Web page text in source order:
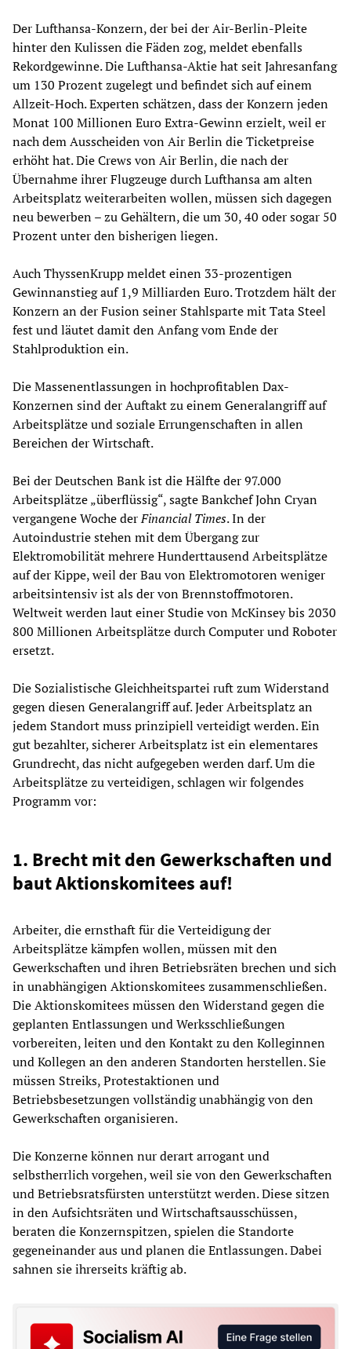
Der Lufthansa-Konzern, der bei der Air-Berlin-Pleite
hinter den Kulissen die Fäden zog, meldet ebenfalls
Rekordgewinne. Die Lufthansa-Aktie hat seit Jahresanfang
um 130 Prozent zugelegt und befindet sich auf einem
Allzeit-Hoch. Experten schätzen, dass der Konzern jeden
Monat 100 Millionen Euro Extra-Gewinn erzielt, weil er
nach dem Ausscheiden von Air Berlin die Ticketpreise
erhöht hat. Die Crews von Air Berlin, die nach der
Übernahme ihrer Flugzeuge durch Lufthansa am alten
Arbeitsplatz weiterarbeiten wollen, müssen sich dagegen
neu bewerben – zu Gehältern, die um 30, 40 oder sogar 50
Prozent unter den bisherigen liegen.
Auch ThyssenKrupp meldet einen 33-prozentigen
Gewinnanstieg auf 1,9 Milliarden Euro. Trotzdem hält der
Konzern an der Fusion seiner Stahlsparte mit Tata Steel
fest und läutet damit den Anfang vom Ende der
Stahlproduktion ein.
Die Massenentlassungen in hochprofitablen Dax-
Konzernen sind der Auftakt zu einem Generalangriff auf
Arbeitsplätze und soziale Errungenschaften in allen
Bereichen der Wirtschaft.
Bei der Deutschen Bank ist die Hälfte der 97.000
Arbeitsplätze „überflüssig“, sagte Bankchef John Cryan
vergangene Woche derFinancial Times. In der
Autoindustrie stehen mit dem Übergang zur
Elektromobilität mehrere Hunderttausend Arbeitsplätze
auf der Kippe, weil der Bau von Elektromotoren weniger
arbeitsintensiv ist als der von Brennstoffmotoren.
Weltweit werden laut einer Studie von McKinsey bis 2030
800 Millionen Arbeitsplätze durch Computer und Roboter
ersetzt.
Die Sozialistische Gleichheitspartei ruft zum Widerstand
gegen diesen Generalangriff auf. Jeder Arbeitsplatz an
jedem Standort muss prinzipiell verteidigt werden. Ein
gut bezahlter, sicherer Arbeitsplatz ist ein elementares
Grundrecht, das nicht aufgegeben werden darf. Um die
Arbeitsplätze zu verteidigen, schlagen wir folgendes
Programm vor:
1. Brecht mit den Gewerkschaften und
baut Aktionskomitees auf!
Arbeiter, die ernsthaft für die Verteidigung der
Arbeitsplätze kämpfen wollen, müssen mit den
Gewerkschaften und ihren Betriebsräten brechen und sich
in unabhängigen Aktionskomitees zusammenschließen.
Die Aktionskomitees müssen den Widerstand gegen die
geplanten Entlassungen und Werksschließungen
vorbereiten, leiten und den Kontakt zu den Kolleginnen
und Kollegen an den anderen Standorten herstellen. Sie
müssen Streiks, Protestaktionen und
Betriebsbesetzungen vollständig unabhängig von den
Gewerkschaften organisieren.
Die Konzerne können nur derart arrogant und
selbstherrlich vorgehen, weil sie von den Gewerkschaften
und Betriebsratsfürsten unterstützt werden. Diese sitzen
in den Aufsichtsräten und Wirtschaftsausschüssen,
beraten die Konzernspitzen, spielen die Standorte
gegeneinander aus und planen die Entlassungen. Dabei
sahnen sie ihrerseits kräftig ab.